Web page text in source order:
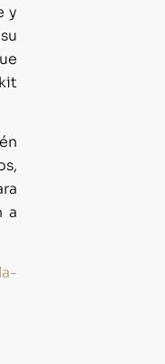
y
a